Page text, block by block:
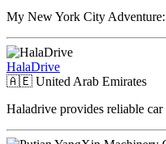
My New York City
HalaDrive
🇦🇪 United Arab Emirates
Haladrive provides reliable